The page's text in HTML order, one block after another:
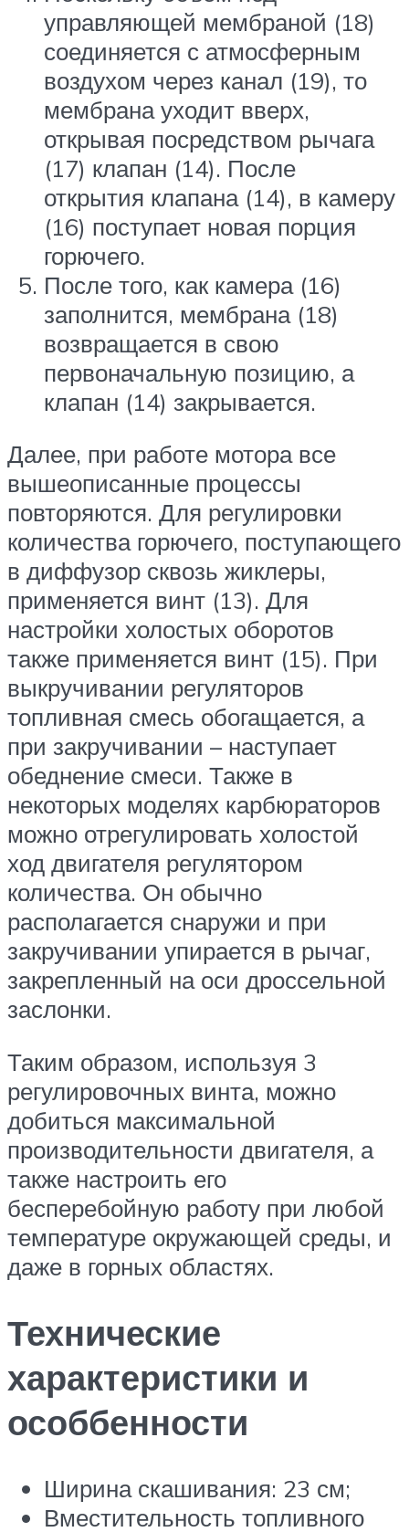
управляющей мембраной (18)
соединяется с атмосферным
воздухом через канал (19), то
мембрана уходит вверх,
открывая посредством рычага
(17) клапан (14). После
открытия клапана (14), в камеру
(16) поступает новая порция
горючего.
После того, как камера (16)
заполнится, мембрана (18)
возвращается в свою
первоначальную позицию, а
клапан (14) закрывается.
Далее, при работе мотора все
вышеописанные процессы
повторяются. Для регулировки
количества горючего, поступающего
в диффузор сквозь жиклеры,
применяется винт (13). Для
настройки холостых оборотов
также применяется винт (15). При
выкручивании регуляторов
топливная смесь обогащается, а
при закручивании – наступает
обеднение смеси. Также в
некоторых моделях карбюраторов
можно отрегулировать холостой
ход двигателя регулятором
количества. Он обычно
располагается снаружи и при
закручивании упирается в рычаг,
закрепленный на оси дроссельной
заслонки.
Таким образом, используя 3
регулировочных винта, можно
добиться максимальной
производительности двигателя, а
также настроить его
бесперебойную работу при любой
температуре окружающей среды, и
даже в горных областях.
Технические
характеристики и
особбенности
Ширина скашивания: 23 см;
Вместительность топливного